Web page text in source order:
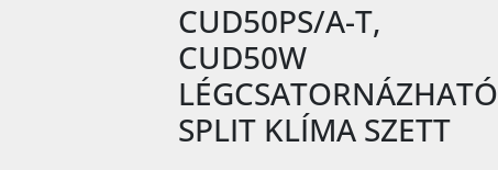
CUD50PS/A-T,
CUD50W
LÉGCSATORNÁZHATÓ
SPLIT KLÍMA SZETT